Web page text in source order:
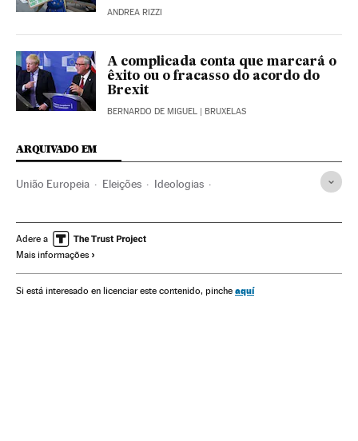
ANDREA RIZZI
A complicada conta que marcará o
êxito ou o fracasso do acordo do
Brexit
BERNARDO DE MIGUEL | BRUXELAS
ARQUIVADO EM
União Europeia Eleições Ideologias
Relações exteriores Política
Referendos UE
Eleições europeias Reino Unido Referendo
Adere a
Mais informações
Si está interesado en licenciar este contenido, pinche aquí